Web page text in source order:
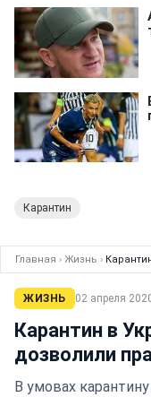
Карантин
Главная › Жизнь ›
ЖИЗНЬ 02 апреля
Карантин в
дозволили
В умовах